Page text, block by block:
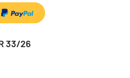
33/26